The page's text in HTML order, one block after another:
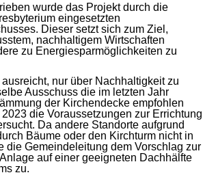
wurde das Projekt durch die
eingesetzten
Dieser setzt sich zum Ziel,
nachhaltigem Wirtschaften
zu Energiesparmöglichkeiten zu
nur über Nachhaltigkeit zu
Ausschuss die im letzten Jahr
der Kirchendecke empfohlen
die Voraussetzungen zur Errichtung
Da andere Standorte aufgrund
Bäume oder den Kirchturm nicht in
die Gemeindeleitung dem Vorschlag zur
auf einer geeigneten Dachhälfte
zu.